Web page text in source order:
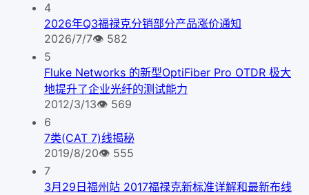
4
2026年Q3福禄克分销部分产品涨价通知
2026/7/7👁 582
5
Fluke Networks 的新型OptiFiber Pro OTDR 极大
地提升了企业光纤的测试能力
2012/3/13👁 569
6
7类(CAT 7)线揭秘
2019/8/20👁 555
7
3月29日福州站 2017福禄克新标准详解和最新布线